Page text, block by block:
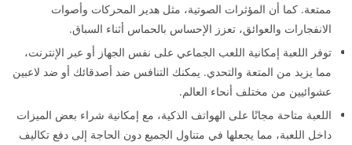
ممتعة. كما أن المؤثرات الصوتية، مثل هدير المحركات وأصوات
الانفجارات والعوائق، تعزز الإحساس بالحماس أثناء السباق.
توفر اللعبة إمكانية اللعب الجماعي على نفس الجهاز أو عبر الإنترنت،
مما يزيد من المتعة والتحدي. يمكنك التنافس ضد أصدقائك أو ضد لاعبين
عشوائيين من مختلف أنحاء العالم.
اللعبة متاحة مجانًا على الهواتف الذكية، مع إمكانية شراء بعض الميزات
داخل اللعبة، مما يجعلها في متناول الجميع دون الحاجة إلى دفع تكاليف